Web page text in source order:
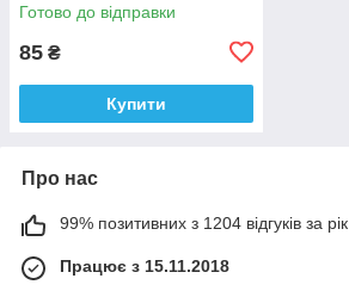
Готово до відправки
85 ₴
Купити
Про нас
99% позитивних з 1204 відгуків за рік
Працює з 15.11.2018